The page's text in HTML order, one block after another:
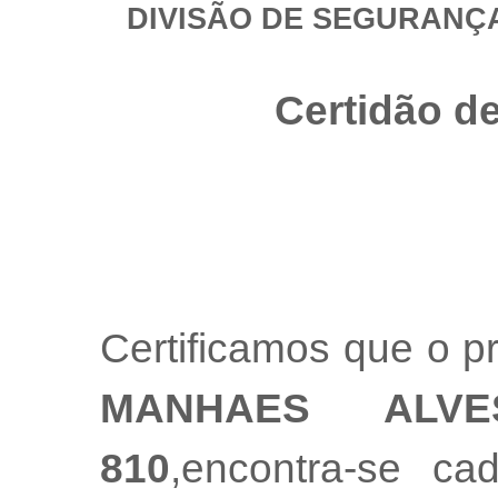
DIVISÃO DE
Certidão
Certificamos que o
MANHAES
810,encontra-se